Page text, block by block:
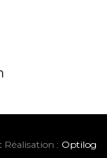
: Optilog